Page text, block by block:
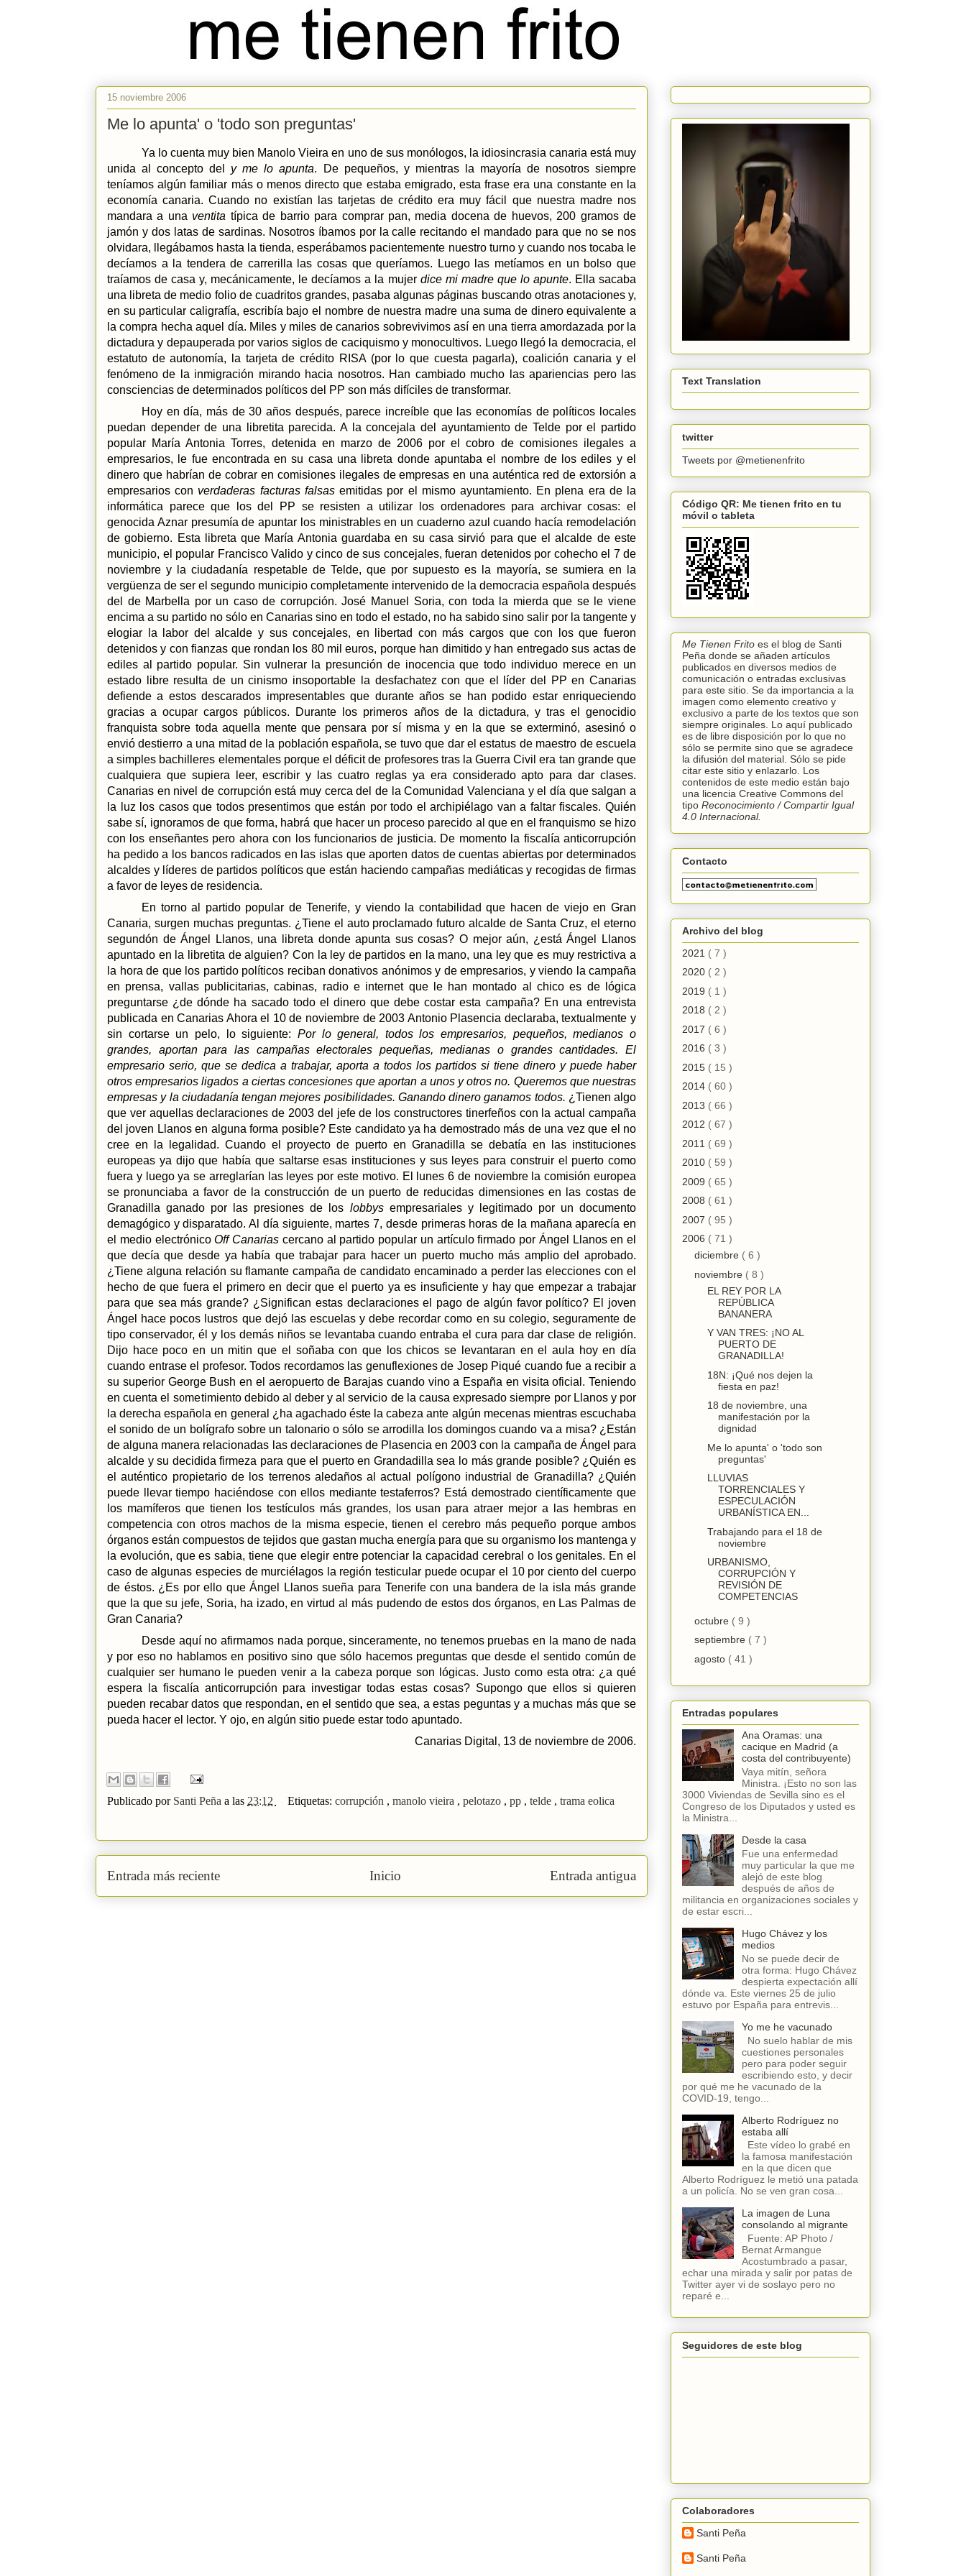
15 noviembre 2006
Me lo apunta' o 'todo son preguntas'
Ya lo cuenta muy bien Manolo Vieira en uno de sus monólogos, la idiosincrasia canaria está muy
unida al concepto del y me lo apunta. De pequeños, y mientras la mayoría de nosotros siempre
teníamos algún familiar más o menos directo que estaba emigrado, esta frase era una constante en la
economía canaria. Cuando no existían las tarjetas de crédito era muy fácil que nuestra madre nos
mandara a una ventita típica de barrio para comprar pan, media docena de huevos, 200 gramosde
jamón y dos latas de sardinas. Nosotros íbamos por la calle recitando el mandado para que no se nos
olvidara, llegábamos hasta la tienda, esperábamos pacientemente nuestro turno y cuando nos tocaba le
decíamos a la tendera de carrerilla las cosas que queríamos. Luego las metíamos en un bolso que
traíamos de casa y, mecánicamente, le decíamos a la mujer dice mi madre que lo apunte. Ella sacaba
una libreta de medio folio de cuadritos grandes, pasaba algunas páginas buscando otras anotaciones y,
en su particular caligrafía, escribía bajo el nombre de nuestra madre una suma de dinero equivalente a
la compra hecha aquel día. Miles y miles de canarios sobrevivimos así en una tierra amordazada por la
dictadura y depauperada por varios siglos de caciquismo y monocultivos. Luego llegó la democracia, el
estatuto de autonomía, la tarjeta de crédito RISA (por lo que cuesta pagarla), coalición canaria y el
fenómeno de la inmigración mirando hacia nosotros. Han cambiado mucho las apariencias pero las
consciencias de determinados políticos del PP son más difíciles de transformar.
Hoy en día, más de 30 años después, parece increíble que las economías de políticos locales
puedan depender de una libretita parecida. A la concejala del ayuntamiento de Telde por el partido
popular María Antonia Torres, detenida en marzo de 2006 por el cobro de comisiones ilegales a
empresarios, le fue encontrada en su casa una libreta donde apuntaba el nombre de los ediles y el
dinero que habrían de cobrar en comisiones ilegales de empresas en una auténtica red de extorsión a
empresarios con verdaderas facturas falsasemitidas por el mismo ayuntamiento. En plena era de la
informática parece que los del PP se resisten a utilizar los ordenadores para archivar cosas: el
genocida Aznar presumía de apuntar los ministrables en un cuaderno azul cuando hacía remodelación
de gobierno. Esta libreta que María Antonia guardaba en su casa sirvió para que el alcalde de este
municipio, el popular Francisco Valido y cinco de sus concejales, fueran detenidos por cohecho el 7 de
noviembre y la ciudadanía respetable de Telde, que por supuesto es la mayoría, se sumiera en la
vergüenza de ser el segundo municipio completamente intervenido de la democracia española después
del de Marbella por un caso de corrupción. José Manuel Soria, con toda la mierda que se le viene
encima a su partido no sólo en Canarias sino en todo el estado, no ha sabido sino salir por la tangente y
elogiar la labor del alcalde y sus concejales, en libertad con más cargos que con los que fueron
detenidos y con fianzas que rondan los 80 mil euros, porque han dimitido y han entregado sus actas de
ediles al partido popular. Sin vulnerar la presunción de inocencia que todo individuo merece en un
estado libre resulta de un cinismo insoportable la desfachatez con que el líder del PP en Canarias
defiende a estos descarados impresentables que durante años se han podido estar enriqueciendo
gracias a ocupar cargos públicos. Durante los primeros años de la dictadura, y tras el genocidio
franquista sobre toda aquella mente que pensara por sí misma y en la que se exterminó, asesinó o
envió destierro a una mitad de la población española, se tuvo que dar el estatus de maestro de escuela
a simples bachilleres elementales porque el déficit de profesores tras la Guerra Civil era tan grande que
cualquiera que supiera leer, escribir y las cuatro reglas ya era considerado apto para dar clases.
Canarias en nivel de corrupción está muy cerca del de la Comunidad Valenciana y el día que salgan a
la luz los casos que todos presentimos que están por todo el archipiélago van a faltar fiscales. Quién
sabe sí, ignoramos de que forma, habrá que hacer un proceso parecido al que en el franquismo se hizo
con los enseñantes pero ahora con los funcionarios de justicia. De momento la fiscalía anticorrupción
ha pedido a los bancos radicados en las islas que aporten datos de cuentas abiertas por determinados
alcaldes y líderes de partidos políticos que están haciendo campañas mediáticas y recogidas de firmas
a favor de leyes de residencia.
En torno al partido popular de Tenerife, y viendo la contabilidad que hacen de viejo en Gran
Canaria, surgen muchas preguntas. ¿Tiene el auto proclamado futuro alcalde de Santa Cruz, el eterno
segundón de Ángel Llanos, una libreta donde apunta sus cosas? O mejor aún, ¿está Ángel Llanos
apuntado en la libretita de alguien? Con la ley de partidos en la mano, una ley que es muy restrictiva a
la hora de que los partido políticos reciban donativos anónimos y de empresarios, y viendo la campaña
en prensa, vallas publicitarias, cabinas, radio e internet que le han montado al chico es de lógica
preguntarse ¿de dónde ha sacado todo el dinero que debe costar esta campaña? En una entrevista
publicada en Canarias Ahora el 10 de noviembre de 2003 Antonio Plasencia declaraba, textualmente y
sin cortarse un pelo, lo siguiente: Por lo general, todos los empresarios, pequeños, medianos o
grandes, aportan para las campañas electorales pequeñas, medianas o grandes cantidades. El
empresario serio, que se dedica a trabajar, aporta a todos los partidos si tiene dinero y puede haber
otros empresarios ligados a ciertas concesiones que aportan a unos y otros no. Queremos que nuestras
empresas y la ciudadanía tengan mejores posibilidades. Ganando dinero ganamos todos. ¿Tienen algo
que ver aquellas declaraciones de 2003 del jefe de los constructores tinerfeños con la actual campaña
del joven Llanos en alguna forma posible? Este candidato ya ha demostrado más de una vez que el no
cree en la legalidad. Cuando el proyecto de puerto en Granadilla se debatía en las instituciones
europeas ya dijo que había que saltarse esas instituciones y sus leyes para construir el puerto como
fuera y luego ya se arreglarían las leyes por este motivo. El lunes 6 de noviembre la comisión europea
se pronunciaba a favor de la construcción de un puerto de reducidas dimensiones en las costas de
Granadilla ganado por las presiones de los lobbysempresariales y legitimado por un documento
demagógico y disparatado. Al día siguiente, martes 7, desde primeras horas de la mañana aparecía en
el medio electrónicoOff Canarias cercano al partido popular un artículo firmado por Ángel Llanos en el
que decía que desde ya había que trabajar para hacer un puerto mucho más amplio del aprobado.
¿Tiene alguna relación su flamante campaña de candidato encaminado a perder las elecciones con el
hecho de que fuera el primero en decir que el puerto ya es insuficiente y hay que empezar a trabajar
para que sea más grande? ¿Significan estas declaraciones el pago de algún favor político? El joven
Ángel hace pocos lustros que dejó las escuelas y debe recordar como en su colegio, seguramente de
tipo conservador, él y los demás niños se levantaba cuando entraba el cura para dar clase de religión.
Dijo hace poco en un mitin que el soñaba con que los chicos se levantaran en el aula hoy en día
cuando entrase el profesor. Todos recordamos las genuflexiones de Josep Piqué cuando fue a recibir a
su superior George Bush en el aeropuerto de Barajas cuando vino a España en visita oficial. Teniendo
en cuenta el sometimiento debido al deber y al servicio de la causa expresado siempre por Llanos y por
la derecha española en general ¿ha agachado éste la cabeza ante algún mecenas mientras escuchaba
el sonido de un bolígrafo sobre un talonario o sólo se arrodilla los domingos cuando va a misa? ¿Están
de alguna manera relacionadas las declaraciones de Plasencia en 2003 con la campaña de Ángel para
alcalde y su decidida firmeza para que el puerto en Grandadilla sea lo más grande posible? ¿Quién es
el auténtico propietario de los terrenos aledaños al actual polígono industrial de Granadilla? ¿Quién
puede llevar tiempo haciéndose con ellos mediante testaferros? Está demostrado científicamente que
los mamíferos que tienen los testículos más grandes, los usan para atraer mejor a las hembras en
competencia con otros machos de la misma especie, tienen el cerebro más pequeño porque ambos
órganos están compuestos de tejidos que gastan mucha energía para que su organismo los mantenga y
la evolución, que es sabia, tiene que elegir entre potenciar la capacidad cerebral o los genitales. En el
caso de algunas especies de murciélagos la región testicular puede ocupar el 10 por ciento del cuerpo
de éstos. ¿Es por ello que Ángel Llanos sueña para Tenerife con una bandera de la isla más grande
que la que su jefe, Soria, ha izado, en virtud al más pudendo de estos dos órganos, en Las Palmas de
Gran Canaria?
Desde aquí no afirmamos nada porque, sinceramente, no tenemos pruebas en la mano de nada
y por eso no hablamos en positivo sino que sólo hacemos preguntas que desde el sentido común de
cualquier ser humano le pueden venir a la cabeza porque son lógicas. Justo como esta otra: ¿a qué
espera la fiscalía anticorrupción para investigar todas estas cosas? Supongo que ellos si quieren
pueden recabar datos que respondan, en el sentido que sea, a estas peguntas y a muchas más que se
pueda hacer el lector. Y ojo, en algún sitio puede estar todo apuntado.
Canarias Digital, 13 de noviembre de 2006.
Publicado por Santi Peña a las 23:12 Etiquetas: corrupción , manolo vieira , pelotazo , pp , telde , trama eolica
Entrada más reciente Entrada antigua
Inicio
Text Translation
twitter
Tweets por @metienenfrito
Código QR: Me tienen frito en tu
móvil o tableta
Me Tienen Frito es el blog de Santi
Peña donde se añaden artículos
publicados en diversos medios de
comunicación o entradas exclusivas
para este sitio. Se da importancia a la
imagen como elemento creativo y
exclusivo a parte de los textos que son
siempre originales. Lo aquí publicado
es de libre disposición por lo que no
sólo se permite sino que se agradece
la difusión del material. Sólo se pide
citar este sitio y enlazarlo. Los
contenidos de este medio están bajo
una licencia Creative Commons del
tipo Reconocimiento /Compartir Igual
4.0 Internacional.
Contacto
Archivo del blog
2021 ( 7 )
2020 ( 2 )
2019 ( 1 )
2018 ( 2 )
2017 ( 6 )
2016 ( 3 )
2015 ( 15 )
2014 ( 60 )
2013 ( 66 )
2012 ( 67 )
2011 ( 69 )
2010 ( 59 )
2009 ( 65 )
2008 ( 61 )
2007 ( 95 )
2006 ( 71 )
diciembre ( 6 )
noviembre ( 8 )
EL REY POR LA
REPÚBLICA
BANANERA
Y VAN TRES: ¡NO AL
PUERTO DE
GRANADILLA!
18N: ¡Qué nos dejen la
fiesta en paz!
18 de noviembre, una
manifestación por la
dignidad
Me lo apunta' o 'todo son
preguntas'
LLUVIAS
TORRENCIALES Y
ESPECULACIÓN
URBANÍSTICA EN...
Trabajando para el 18 de
noviembre
URBANISMO,
CORRUPCIÓN Y
REVISIÓN DE
COMPETENCIAS
octubre ( 9 )
septiembre ( 7 )
agosto ( 41 )
Entradas populares
Ana Oramas: una
cacique en Madrid (a
costa del contribuyente)
Vaya mitín, señora
Ministra. ¡Esto no son las
3000 Viviendas de Sevilla sino es el
Congreso de los Diputados y usted es
la Ministra...
Desde la casa
Fue una enfermedad
muy particular la que me
alejó de este blog
después de años de
militancia en organizaciones sociales y
de estar escri...
Hugo Chávez y los
medios
No se puede decir de
otra forma: Hugo Chávez
despierta expectación allí
dónde va. Este viernes 25 de julio
estuvo por España para entrevis...
Yo me he vacunado
No suelo hablar de mis
cuestiones personales
pero para poder seguir
escribiendo esto, y decir
por qué me he vacunado de la
COVID-19, tengo...
Alberto Rodríguez no
estaba allí
Este vídeo lo grabé en
la famosa manifestación
en la que dicen que
Alberto Rodríguez le metió una patada
a un policía. No se ven gran cosa...
La imagen de Luna
consolando al migrante
Fuente: AP Photo /
Bernat Armangue
Acostumbrado a pasar,
echar una mirada y salir por patas de
Twitter ayer vi de soslayo pero no
reparé e...
Seguidores de este blog
Colaboradores
Santi Peña
Santi Peña